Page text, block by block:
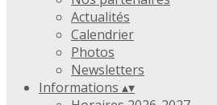
Actualités
Calendrier
Photos
Newsletters
Informations ▴▾